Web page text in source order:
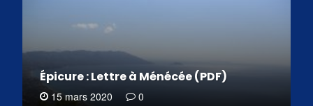
Épicure : Lettre à Ménécée (PDF)
15 mars 2020 0